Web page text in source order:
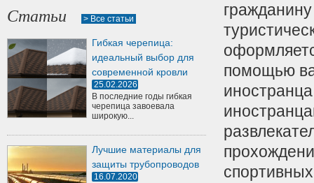
Статьи > Все статьи
Гибкая черепица:
идеальный выбор для
современной кровли
25.02.2026
В последние годы гибкая
черепица завоевала
широкую...
Лучшие материалы для
защиты трубопроводов
16.07.2020
помощью